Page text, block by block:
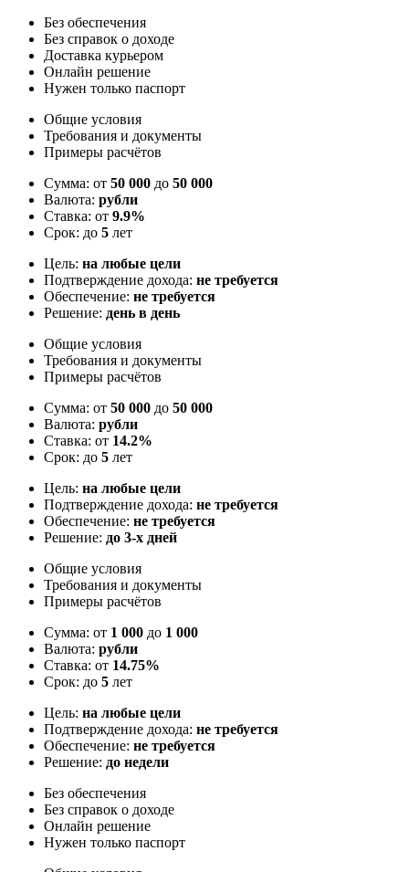
Без обеспечения
Без справок о доходе
Доставка курьером
Онлайн решение
Нужен только паспорт
Общие условия
Требования и документы
Примеры расчётов
Сумма: от 50 000 до 50 000
Валюта: рубли
Ставка: от 9.9%
Срок: до 5 лет
Цель: на любые цели
Подтверждение дохода: не требуется
Обеспечение: не требуется
Решение: день в день
Общие условия
Требования и документы
Примеры расчётов
Сумма: от 50 000 до 50 000
Валюта: рубли
Ставка: от 14.2%
Срок: до 5 лет
Цель: на любые цели
Подтверждение дохода: не требуется
Обеспечение: не требуется
Решение: до 3-х дней
Общие условия
Требования и документы
Примеры расчётов
Сумма: от 1 000 до 1 000
Валюта: рубли
Ставка: от 14.75%
Срок: до 5 лет
Цель: на любые цели
Подтверждение дохода: не требуется
Обеспечение: не требуется
Решение: до недели
Без обеспечения
Без справок о доходе
Онлайн решение
Нужен только паспорт